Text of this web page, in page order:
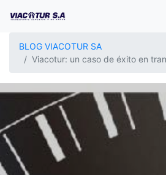
BLOG VIACOTUR SA
Viacotur: un caso de éxito en